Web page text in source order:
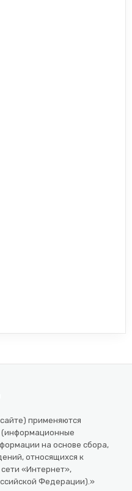
применяются
(информационные
на основе сбора,
относящихся к
«Интернет»,
Федерации).»